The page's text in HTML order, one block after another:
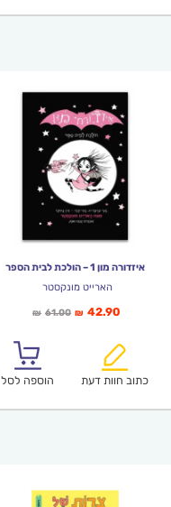
איזדורה מון 1 – הולכת לבית הספר
הארייט מונקסטר
₪ 61.00המחיר
₪61.00.
₪ 42.90
הוא:
כתוב חוות דעת
הוספה לסל